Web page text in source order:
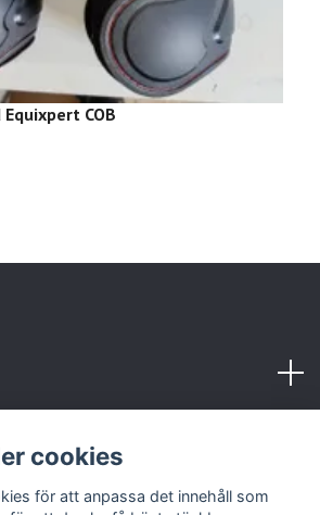
COB
cookies
för att anpassa det innehåll som